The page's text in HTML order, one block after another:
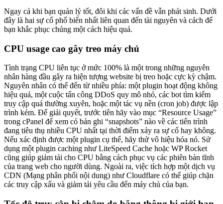
Ngay cả khi bạn quản lý tốt, đôi khi các vấn đề vẫn phát sinh. Dưới
đây là hai sự cố phổ biến nhất liên quan đến tài nguyên và cách để
bạn khắc phục chúng một cách hiệu quả.
CPU usage cao gây treo máy chủ
Tình trạng CPU liên tục ở mức 100% là một trong những nguyên
nhân hàng đầu gây ra hiện tượng website bị treo hoặc cực kỳ chậm.
Nguyên nhân có thể đến từ nhiều phía: một plugin hoạt động không
hiệu quả, một cuộc tấn công DDoS quy mô nhỏ, các bot tìm kiếm
truy cập quá thường xuyên, hoặc một tác vụ nền (cron job) được lập
trình kém. Để giải quyết, trước tiên hãy vào mục “Resource Usage”
trong cPanel để xem có bản ghi “snapshots” nào về các tiến trình
đang tiêu thụ nhiều CPU nhất tại thời điểm xảy ra sự cố hay không.
Nếu xác định được một plugin cụ thể, hãy thử vô hiệu hóa nó. Sử
dụng một plugin caching như LiteSpeed Cache hoặc WP Rocket
cũng giúp giảm tải cho CPU bằng cách phục vụ các phiên bản tĩnh
của trang web cho người dùng. Ngoài ra, việc tích hợp một dịch vụ
CDN (Mạng phân phối nội dung) như Cloudflare có thể giúp chặn
các truy cập xấu và giảm tải yêu cầu đến máy chủ của bạn.